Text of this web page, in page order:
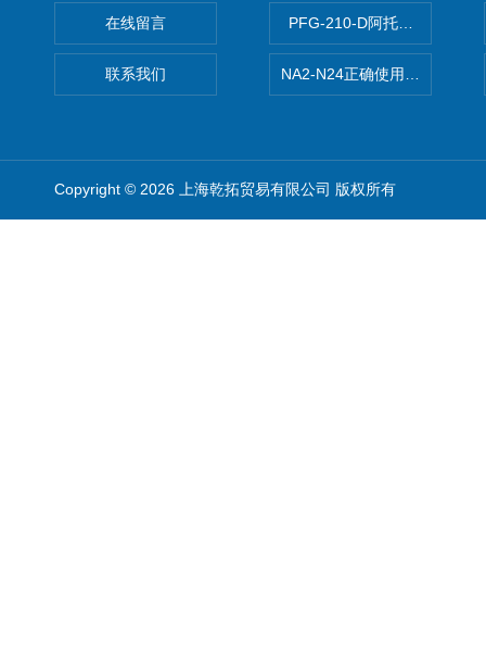
在线留言
联系我们
PFG-210-D阿托斯ATOS电
NA2-N24正确使用松下安全光
Copyright © 2026 上海乾拓贸易有限公司 版权所有